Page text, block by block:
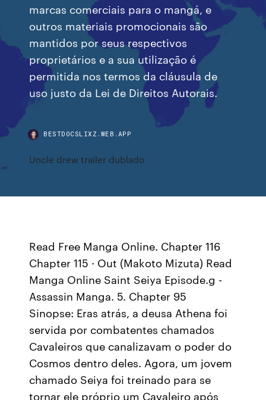
marcas comerciais para o mangá, e
outros materiais promocionais são
mantidos por seus respectivos
proprietários e a sua utilização é
permitida nos termos da cláusula de
uso justo da Lei de Direitos Autorais.
BESTDOCSLIXZ.WEB.APP
Uncle drew trailer dublado
Read Free Manga Online. Chapter 116
Chapter 115 · Out (Makoto Mizuta) Read
Manga Online Saint Seiya Episode.g -
Assassin Manga. 5. Chapter 95
Sinopse: Eras atrás, a deusa Athena foi
servida por combatentes chamados
Cavaleiros que canalizavam o poder do
Cosmos dentro deles. Agora, um jovem
chamado Seiya foi treinado para se
tornar ele próprio um Cavaleiro após